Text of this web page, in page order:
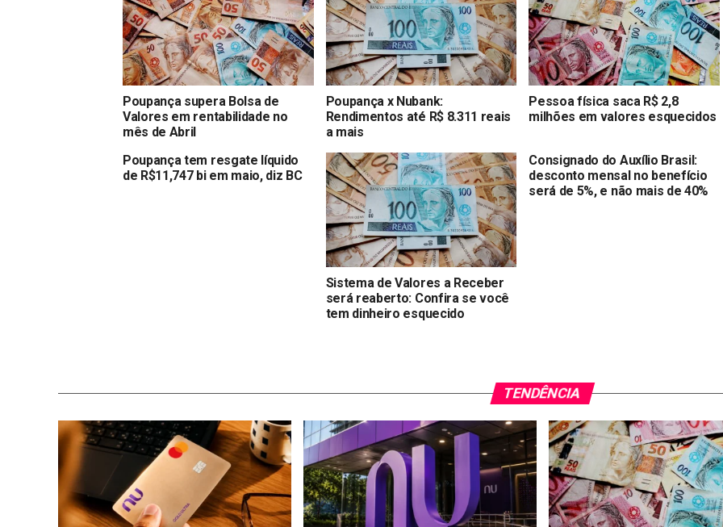
Poupança supera Bolsa de
Valores em rentabilidade no
mês de Abril
Poupança x Nubank:
Rendimentos até R$ 8.311 reais
a mais
Pessoa física saca R$ 2,8
milhões em valores esquecidos
Poupança tem resgate líquido
de R$11,747 bi em maio, diz BC
Sistema de Valores a Receber
será reaberto: Confira se você
tem dinheiro esquecido
Consignado do Auxílio Brasil:
desconto mensal no benefício
será de 5%, e não mais de 40%
TENDÊNCIA